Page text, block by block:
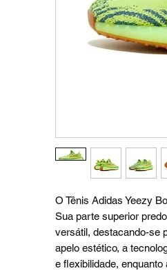
O Tênis Adidas Yeezy
Sua parte superior
versátil, destacando-se
apelo estético, a
e flexibilidade,